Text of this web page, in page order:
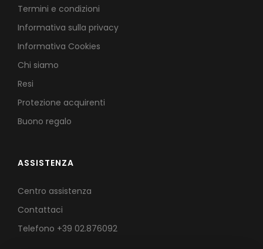
Termini e condizioni
Informativa sulla privacy
Informativa Cookies
Chi siamo
Resi
Protezione acquirenti
Buono regalo
ASSISTENZA
Centro assistenza
Contattaci
Telefono +39 02.876092